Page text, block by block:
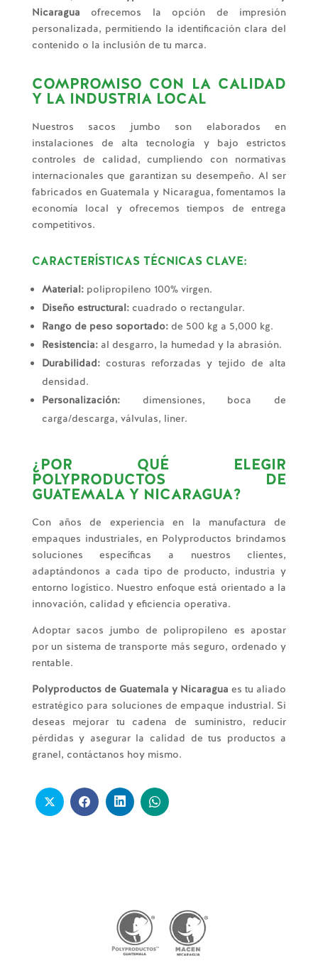
Nicaragua ofrecemos la opción de impresión
personalizada, permitiendo la identificación clara del
contenido o la inclusión de tu marca.
COMPROMISO CON LA CALIDAD
Y LA INDUSTRIA LOCAL
Nuestros sacos jumbo son elaborados en
instalaciones de alta tecnología y bajo estrictos
controles de calidad, cumpliendo con normativas
internacionales que garantizan su desempeño. Al ser
fabricados en Guatemala y Nicaragua, fomentamos la
economía local y ofrecemos tiempos de entrega
competitivos.
CARACTERÍSTICAS TÉCNICAS CLAVE:
Material:polipropileno 100% virgen.
Diseño estructural:cuadrado o rectangular.
Rango de peso soportado:de 500 kg a 5,000 kg.
Resistencia:al desgarro, la humedad y la abrasión.
Durabilidad:costuras reforzadas y tejido de alta
densidad.
Personalización:dimensiones, boca de
carga/descarga, válvulas, liner.
¿POR QUÉ ELEGIR
POLYPRODUCTOS DE
GUATEMALA Y NICARAGUA?
Con años de experiencia en la manufactura de
empaques industriales, en Polyproductos brindamos
soluciones específicas a nuestros clientes,
adaptándonos a cada tipo de producto, industria y
entorno logístico. Nuestro enfoque está orientado a la
innovación, calidad y eficiencia operativa.
Adoptar sacos jumbo de polipropileno es apostar
por un sistema de transporte más seguro, ordenado y
rentable.
Polyproductos de Guatemala y Nicaragua es tu aliado
estratégico para soluciones de empaque industrial. Si
deseas mejorar tu cadena de suministro, reducir
pérdidas y asegurar la calidad de tus productos a
granel, contáctanos hoy mismo.